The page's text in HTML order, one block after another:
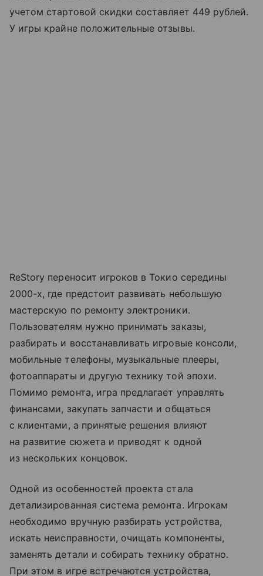
учетом стартовой скидки составляет 449 рублей.
У игры крайне положительные отзывы.
ReStory переносит игроков в Токио середины
2000-х, где предстоит развивать небольшую
мастерскую по ремонту электроники.
Пользователям нужно принимать заказы,
разбирать и восстанавливать игровые консоли,
мобильные телефоны, музыкальные плееры,
фотоаппараты и другую технику той эпохи.
Помимо ремонта, игра предлагает управлять
финансами, закупать запчасти и общаться
с клиентами, а принятые решения влияют
на развитие сюжета и приводят к одной
из нескольких концовок.
Одной из особенностей проекта стала
детализированная система ремонта. Игрокам
необходимо вручную разбирать устройства,
искать неисправности, очищать компоненты,
заменять детали и собирать технику обратно.
При этом в игре встречаются устройства,